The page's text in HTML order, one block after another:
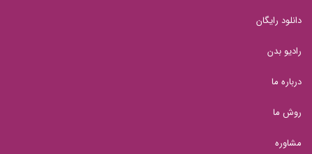
دانلود رایگان
رادیو بدن
درباره ما
روش ما
مشاوره